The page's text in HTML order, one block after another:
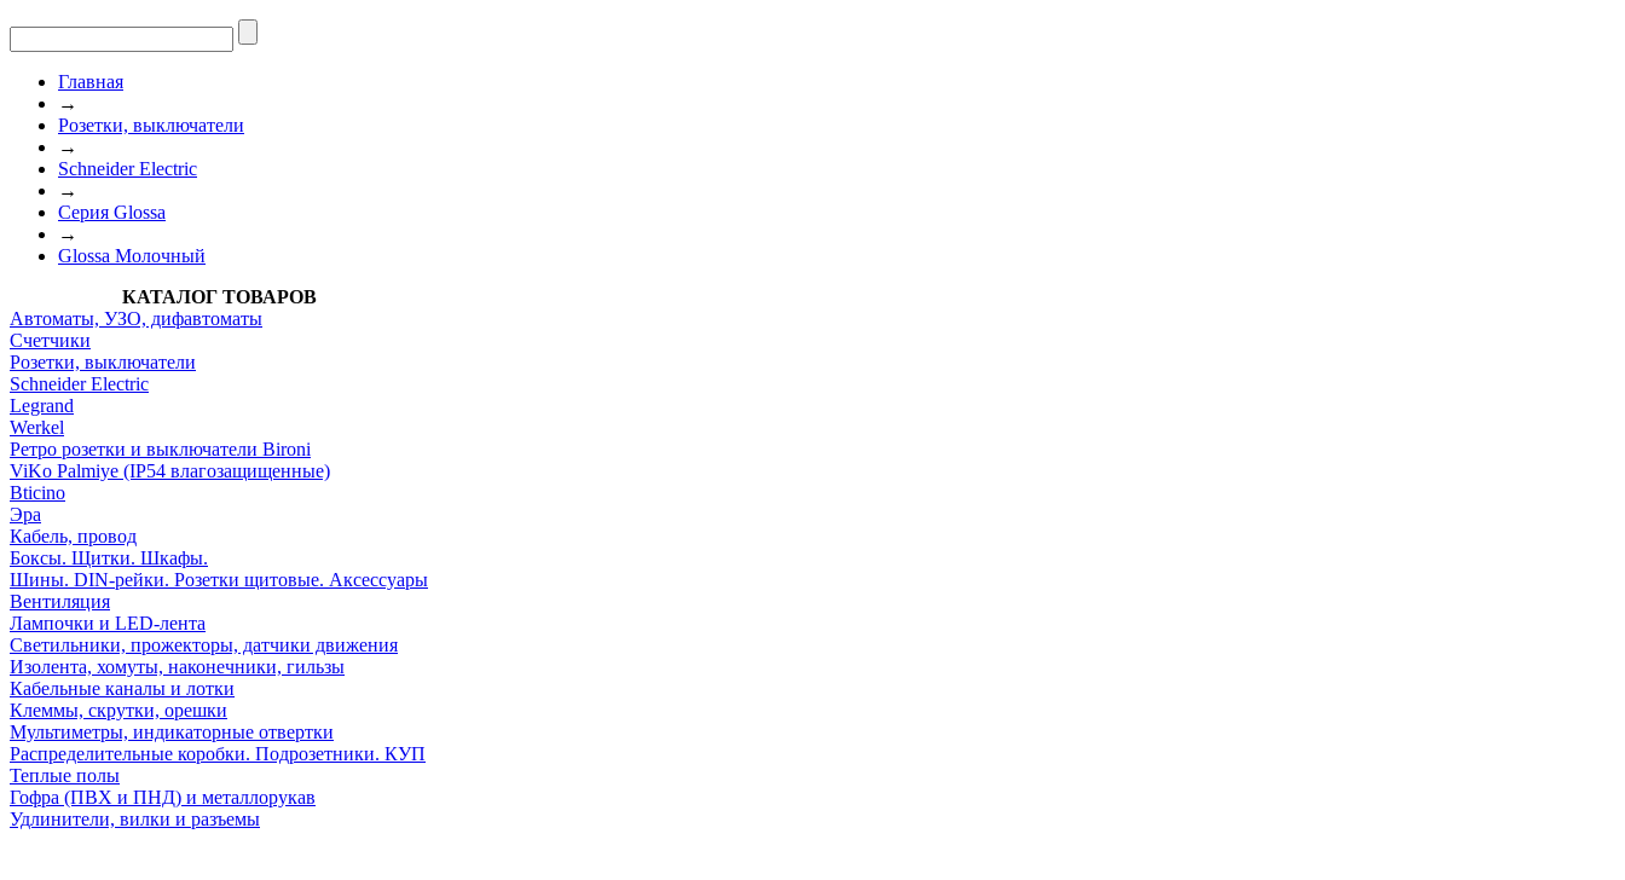
Главная
→
Розетки, выключатели
→
Schneider Electric
→
Cерия Glossa
→
Glossa Молочный
КАТАЛОГ ТОВАРОВ
Автоматы, УЗО, дифавтоматы
Счетчики
Розетки, выключатели
Schneider Electric
Legrand
Werkel
Ретро розетки и выключатели Bironi
ViKo Palmiye (IP54 влагозащищенные)
Bticino
Эра
Кабель, провод
Боксы. Щитки. Шкафы.
Шины. DIN-рейки. Розетки щитовые. Аксессуары
Вентиляция
Лампочки и LED-лента
Светильники, прожекторы, датчики движения
Изолента, хомуты, наконечники, гильзы
Кабельные каналы и лотки
Клеммы, скрутки, орешки
Мультиметры, индикаторные отвертки
Распределительные коробки. Подрозетники. КУП
Теплые полы
Гофра (ПВХ и ПНД) и металлорукав
Удлинители, вилки и разъемы